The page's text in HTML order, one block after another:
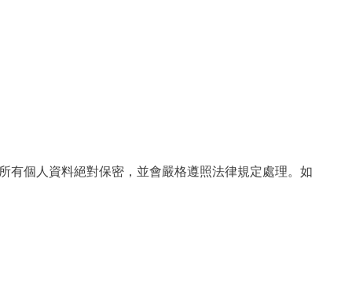
有個人資料絕對保密，並會嚴格遵照法律規定處理。如